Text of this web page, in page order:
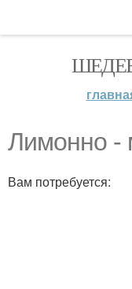
Лимонно -
Вам потребуется: